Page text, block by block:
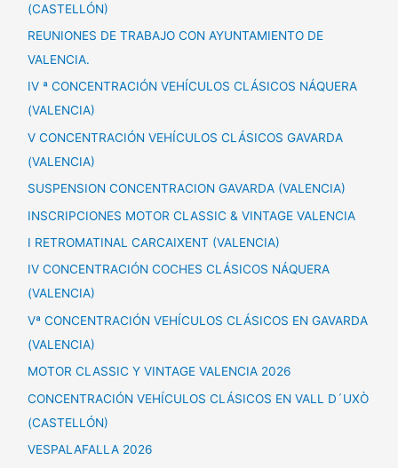
(CASTELLÓN)
REUNIONES DE TRABAJO CON AYUNTAMIENTO DE
VALENCIA.
IV ª CONCENTRACIÓN VEHÍCULOS CLÁSICOS NÁQUERA
(VALENCIA)
V CONCENTRACIÓN VEHÍCULOS CLÁSICOS GAVARDA
(VALENCIA)
SUSPENSION CONCENTRACION GAVARDA (VALENCIA)
INSCRIPCIONES MOTOR CLASSIC & VINTAGE VALENCIA
I RETROMATINAL CARCAIXENT (VALENCIA)
IV CONCENTRACIÓN COCHES CLÁSICOS NÁQUERA
(VALENCIA)
Vª CONCENTRACIÓN VEHÍCULOS CLÁSICOS EN GAVARDA
(VALENCIA)
MOTOR CLASSIC Y VINTAGE VALENCIA 2026
CONCENTRACIÓN VEHÍCULOS CLÁSICOS EN VALL D´UXÒ
(CASTELLÓN)
VESPALAFALLA 2026